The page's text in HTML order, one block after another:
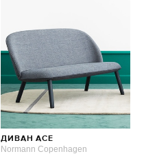
ДИВАН ACE
Normann Copenhagen